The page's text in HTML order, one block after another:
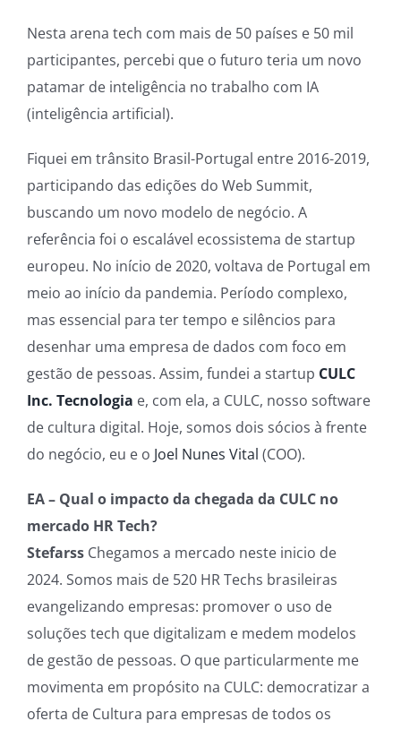
Nesta arena tech com mais de 50 países e 50 mil
participantes, percebi que o futuro teria um novo
patamar de inteligência no trabalho com IA
(inteligência artificial).
Fiquei em trânsito Brasil-Portugal entre 2016-2019,
participando das edições do Web Summit,
buscando um novo modelo de negócio. A
referência foi o escalável ecossistema de startup
europeu. No início de 2020, voltava de Portugal em
meio ao início da pandemia. Período complexo,
mas essencial para ter tempo e silêncios para
desenhar uma empresa de dados com foco em
gestão de pessoas. Assim, fundei a startup CULC
Inc. Tecnologia e, com ela, a CULC, nosso software
de cultura digital. Hoje, somos dois sócios à frente
do negócio, eu e o Joel Nunes Vital (COO).
EA – Qual o impacto da chegada da CULC no
mercado HR Tech?
Stefarss Chegamos a mercado neste inicio de
2024. Somos mais de 520 HR Techs brasileiras
evangelizando empresas: promover o uso de
soluções tech que digitalizam e medem modelos
de gestão de pessoas. O que particularmente me
movimenta em propósito na CULC: democratizar a
oferta de Cultura para empresas de todos os